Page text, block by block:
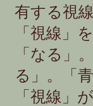
有する視
「視線」
「なる」
る」。「
「視線」